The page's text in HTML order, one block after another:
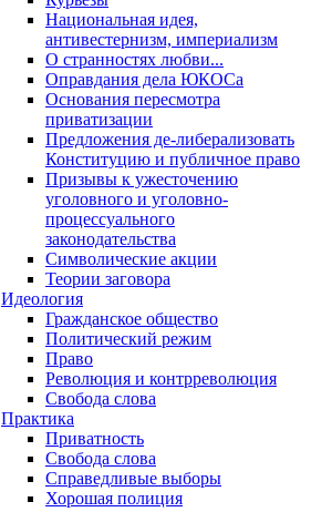
Национальная идея,
антивестернизм, империализм
О странностях любви...
Оправдания дела ЮКОСа
Основания пересмотра
приватизации
Предложения де-либерализовать
Конституцию и публичное право
Призывы к ужесточению
уголовного и уголовно-
процессуального
законодательства
Символические акции
Теории заговора
Идеология
Гражданское общество
Политический режим
Право
Революция и контрреволюция
Свобода слова
Практика
Приватность
Свобода слова
Справедливые выборы
Хорошая полиция